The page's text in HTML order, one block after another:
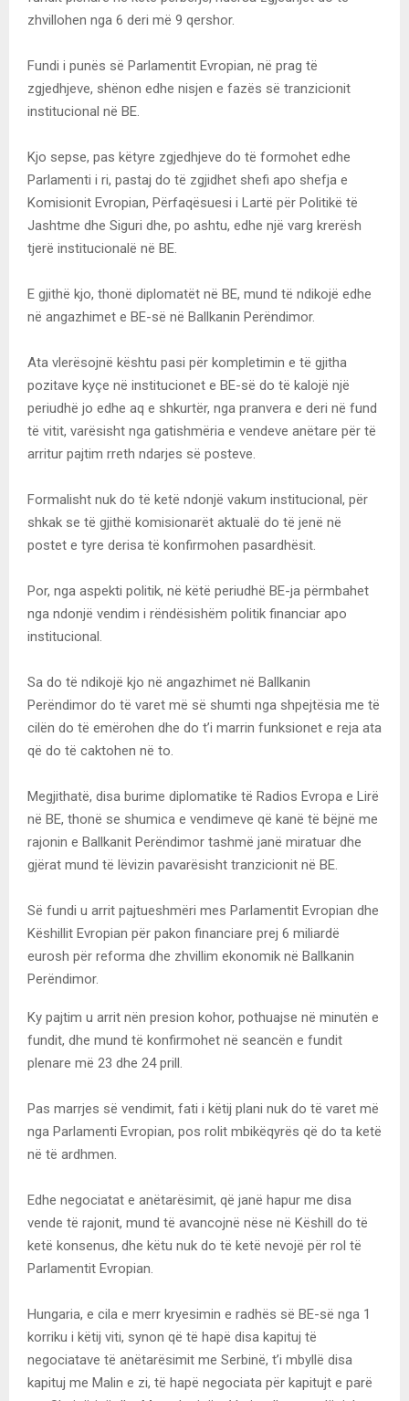
zhvillohen nga 6 deri më 9 qershor.
Fundi i punës së Parlamentit Evropian, në prag të
zgjedhjeve, shënon edhe nisjen e fazës së tranzicionit
institucional në BE.
Kjo sepse, pas këtyre zgjedhjeve do të formohet edhe
Parlamenti i ri, pastaj do të zgjidhet shefi apo shefja e
Komisionit Evropian, Përfaqësuesi i Lartë për Politikë të
Jashtme dhe Siguri dhe, po ashtu, edhe një varg krerësh
tjerë institucionalë në BE.
E gjithë kjo, thonë diplomatët në BE, mund të ndikojë edhe
në angazhimet e BE-së në Ballkanin Perëndimor.
Ata vlerësojnë kështu pasi për kompletimin e të gjitha
pozitave kyçe në institucionet e BE-së do të kalojë një
periudhë jo edhe aq e shkurtër, nga pranvera e deri në fund
të vitit, varësisht nga gatishmëria e vendeve anëtare për të
arritur pajtim rreth ndarjes së posteve.
Formalisht nuk do të ketë ndonjë vakum institucional, për
shkak se të gjithë komisionarët aktualë do të jenë në
postet e tyre derisa të konfirmohen pasardhësit.
Por, nga aspekti politik, në këtë periudhë BE-ja përmbahet
nga ndonjë vendim i rëndësishëm politik financiar apo
institucional.
Sa do të ndikojë kjo në angazhimet në Ballkanin
Perëndimor do të varet më së shumti nga shpejtësia me të
cilën do të emërohen dhe do t’i marrin funksionet e reja ata
që do të caktohen në to.
Megjithatë, disa burime diplomatike të Radios Evropa e Lirë
në BE, thonë se shumica e vendimeve që kanë të bëjnë me
rajonin e Ballkanit Perëndimor tashmë janë miratuar dhe
gjërat mund të lëvizin pavarësisht tranzicionit në BE.
Së fundi u arrit pajtueshmëri mes Parlamentit Evropian dhe
Këshillit Evropian për pakon financiare prej 6 miliardë
eurosh për reforma dhe zhvillim ekonomik në Ballkanin
Perëndimor.
Ky pajtim u arrit nën presion kohor, pothuajse në minutën e
fundit, dhe mund të konfirmohet në seancën e fundit
plenare më 23 dhe 24 prill.
Pas marrjes së vendimit, fati i këtij plani nuk do të varet më
nga Parlamenti Evropian, pos rolit mbikëqyrës që do ta ketë
në të ardhmen.
Edhe negociatat e anëtarësimit, që janë hapur me disa
vende të rajonit, mund të avancojnë nëse në Këshill do të
ketë konsenus, dhe këtu nuk do të ketë nevojë për rol të
Parlamentit Evropian.
Hungaria, e cila e merr kryesimin e radhës së BE-së nga 1
korriku i këtij viti, synon që të hapë disa kapituj të
negociatave të anëtarësimit me Serbinë, t’i mbyllë disa
kapituj me Malin e zi, të hapë negociata për kapitujt e parë